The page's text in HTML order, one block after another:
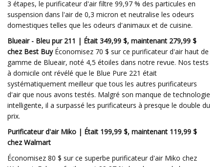
3 étapes, le purificateur d'air filtre 99,97 % des particules en
suspension dans l'air de 0,3 micron et neutralise les odeurs
domestiques telles que les odeurs d'animaux et de cuisine.
Blueair - Bleu pur 211 | Était 349,99 $, maintenant 279,99 $
chez Best BuyÉconomisez 70 $ sur ce purificateur d'air haut de
gamme de Blueair, noté 4,5 étoiles dans notre revue. Nos tests
à domicile ont révélé que le Blue Pure 221 était
systématiquement meilleur que tous les autres purificateurs
d'air que nous avons testés. Malgré son manque de technologie
intelligente, il a surpassé les purificateurs à presque le double du
prix.
Purificateur d'air Miko | Était 199,99 $, maintenant 119,99 $
chez Walmart
Économisez 80 $ sur ce superbe purificateur d'air Miko chez